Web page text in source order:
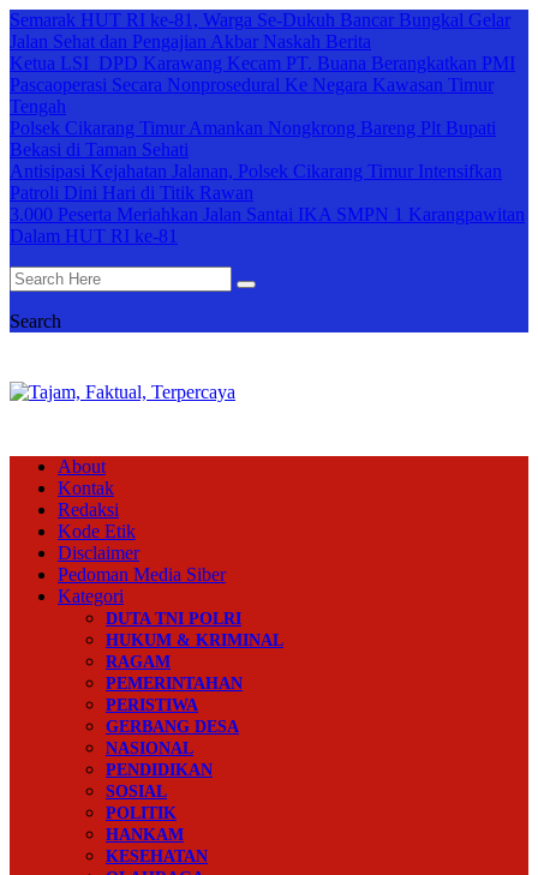
Semarak HUT RI ke-81, Warga Se-Dukuh Bancar Bungkal Gelar
Jalan Sehat dan Pengajian Akbar Naskah Berita
Ketua LSI DPD Karawang Kecam PT. Buana Berangkatkan PMI
Pascaoperasi Secara Nonprosedural Ke Negara Kawasan Timur
Tengah
Polsek Cikarang Timur Amankan Nongkrong Bareng Plt Bupati
Bekasi di Taman Sehati
Antisipasi Kejahatan Jalanan, Polsek Cikarang Timur Intensifkan
Patroli Dini Hari di Titik Rawan
3.000 Peserta Meriahkan Jalan Santai IKA SMPN 1 Karangpawitan
Dalam HUT RI ke-81
Search
About
Kontak
Redaksi
Kode Etik
Disclaimer
Pedoman Media Siber
Kategori
DUTA TNI POLRI
HUKUM & KRIMINAL
RAGAM
PEMERINTAHAN
PERISTIWA
GERBANG DESA
NASIONAL
PENDIDIKAN
SOSIAL
POLITIK
HANKAM
KESEHATAN